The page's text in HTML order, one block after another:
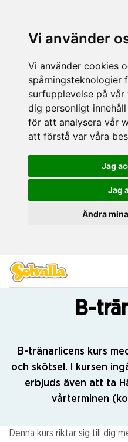
Vi använder
Vi använder cookies
surfupplevelse på
dig personligt
för att analysera vår
att förstå var våra
Jag
Jag
Ändra
B-
B-tränarlicens kurs
och skötsel. I kursen
erbjuds även att ta
vårterminen
Denna kurs riktar sig till dig